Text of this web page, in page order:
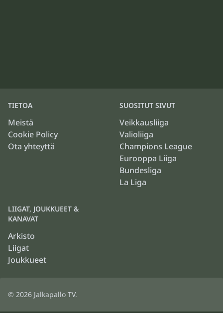
TIETOA
Meistä
Cookie Policy
Ota yhteyttä
SUOSITUT SIVUT
Veikkausliiga
Valioliiga
Champions League
Eurooppa Liiga
Bundesliga
La Liga
LIIGAT, JOUKKUEET &
KANAVAT
Arkisto
Liigat
Joukkueet
© 2026 Jalkapallo TV.